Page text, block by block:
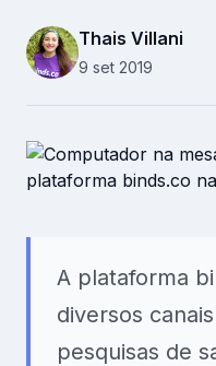
Conteúdos
Thais Villani
9 set 2019
A plataforma
diversos
pesquisas de